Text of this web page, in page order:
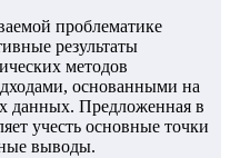
проблематике
результаты
методов
основанными на
данных. Предложенная в
учесть основные точки
выводы.